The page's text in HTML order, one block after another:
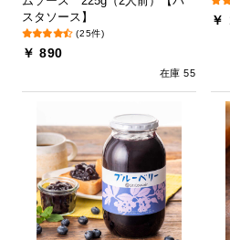
スタソース】
(25件)
￥ 890
在庫 55
￥